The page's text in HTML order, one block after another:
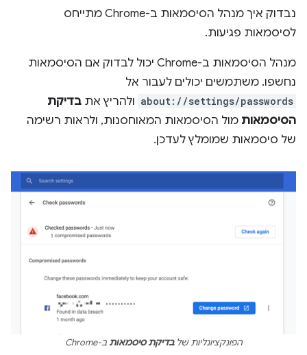
נבדוק איך מנהל הסיסמאות ב-Chrome מתייחס
לסיסמאות פגיעות.
מנהל הסיסמאות ב-Chrome יכול לבדוק אם הסיסמאות
נחשפו. משתמשים יכולים לעבור אל
about://settings/passwords ולהריץ את בדיקת
הסיסמאות מול הסיסמאות המאוחסנות, ולראות רשימה
של סיסמאות שמומלץ לעדכן.
הפונקציונליות שלבדיקת סיסמאותב-Chrome